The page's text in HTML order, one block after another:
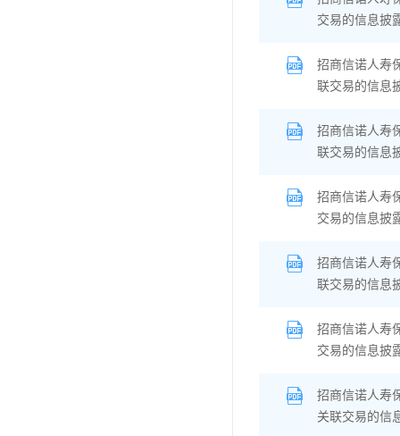
交易的信息披
招商信诺人寿
联交易的信息
招商信诺人寿
联交易的信息
招商信诺人寿
交易的信息披
招商信诺人寿
联交易的信息
招商信诺人寿
交易的信息披
招商信诺人寿
关联交易的信